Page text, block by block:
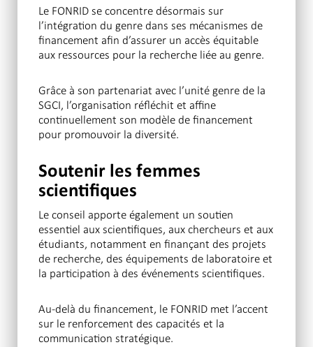
Le FONRID se concentre désormais sur
l’intégration du genre dans ses mécanismes de
financement afin d’assurer un accès équitable
aux ressources pour la recherche liée au genre.
Grâce à son partenariat avec l’unité genre de la
SGCI, l’organisation réfléchit et affine
continuellement son modèle de financement
pour promouvoir la diversité.
Soutenir les femmes
scientifiques
Le conseil apporte également un soutien
essentiel aux scientifiques, aux chercheurs et aux
étudiants, notamment en finançant des projets
de recherche, des équipements de laboratoire et
la participation à des événements scientifiques.
Au-delà du financement, le FONRID met l’accent
sur le renforcement des capacités et la
communication stratégique.